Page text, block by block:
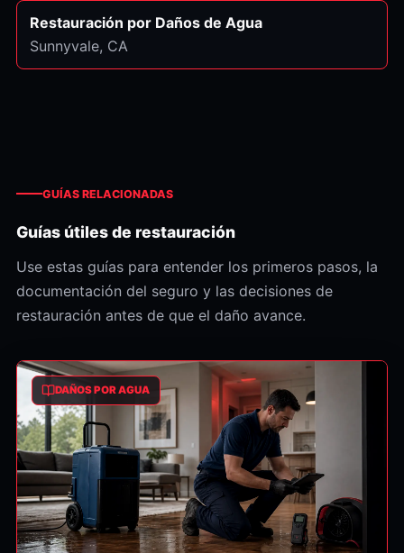
Restauración por Daños de Agua
Sunnyvale, CA
GUÍAS RELACIONADAS
Guías útiles de restauración
Use estas guías para entender los primeros pasos, la
documentación del seguro y las decisiones de
restauración antes de que el daño avance.
DAÑOS POR AGUA